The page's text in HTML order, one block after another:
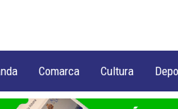
Comarca Cultura